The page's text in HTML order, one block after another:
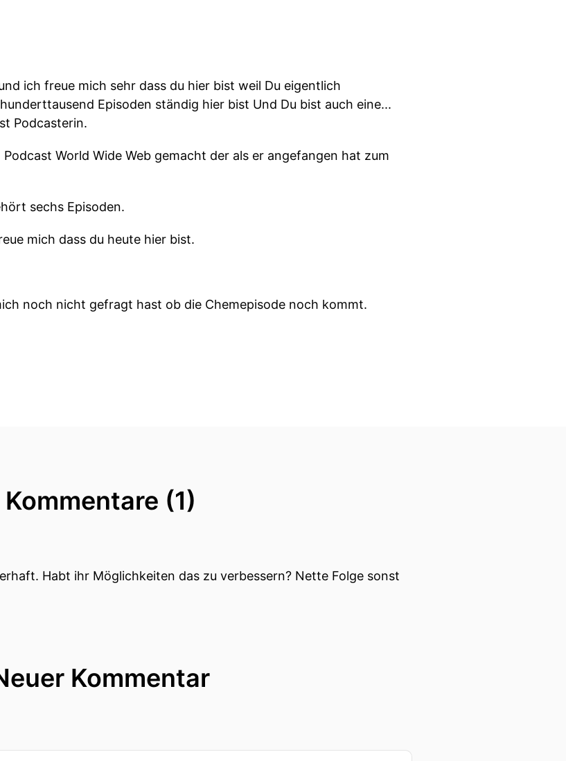
ich freue mich sehr dass du hier bist weil Du eigentlich
Episoden ständig hier bist Und Du bist auch eine...
Podcasterin.
World Wide Web gemacht der als er angefangen hat zum
sechs Episoden.
mich dass du heute hier bist.
noch nicht gefragt hast ob die Chemepisode noch kommt.
mit dir heute also... Du bist ja nicht nur viel in Deutschland
du natürlich auch einen anderen Blick auf die Themen hast über die
die dies nicht mitbekommen haben?
Kommentare (1)
Habt ihr Möglichkeiten das zu verbessern? Nette Folge sonst
Kommentar